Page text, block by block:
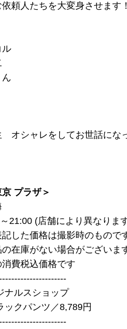
頼人たちを大変身させます
シャレをしてお世話にな
プラザ＞
21:00 (店舗により異なりま
した価格は撮影時のもので
在庫がない場合がございま
費税込価格です
ルスショップ
ックパンツ／8,789円